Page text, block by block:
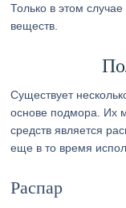
Только в этом
веществ.
Существует
основе подмора. Их
средств является
еще в то время
Распар